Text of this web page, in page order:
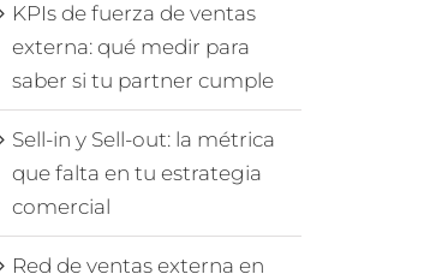
KPIs de fuerza de ventas
externa: qué medir para
saber si tu partner cumple
Sell-in y Sell-out: la métrica
que falta en tu estrategia
comercial
Red de ventas externa en